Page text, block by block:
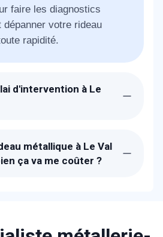
faire les diagnostics
dépanner votre rideau
rapidité.
d'intervention à Le
dans l'heure pour
métallique à Le Val
ça va me coûter ?